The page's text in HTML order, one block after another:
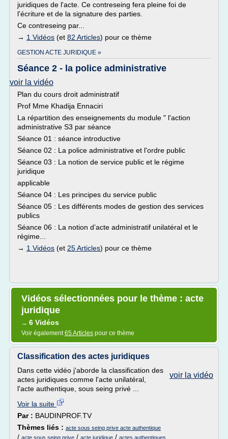
juridiques de l'acte. Ce contreseing fera pleine foi de
l'écriture et de la signature des parties.
Ce contreseing par...
→ 1 Vidéos (et 82 Articles) pour ce thème
GESTION ACTE JURIDIQUE »
Séance 2 - la police administrative
voir la vidéo
Plan du cours droit administratif
Prof Mme Khadija Ennaciri
La répartition des enseignements du module " l'action
administrative S3 par séance
Séance 01 : séance introductive
Séance 02 : La police administrative et l'ordre public
Séance 03 : La notion de service public et le régime
juridique
applicable
Séance 04 : Les principes du service public
Séance 05 : Les différents modes de gestion des services
publics
Séance 06 : La notion d’acte administratif unilatéral et le
régime...
→ 1 Vidéos (et 25 Articles) pour ce thème
Vidéos sélectionnées pour le thème : acte
juridique
→ 6 Vidéos
Voir également65 Articles pour ce thème
Classification des actes juridiques
voir la vidéo
Dans cette vidéo j'aborde la classification des
actes juridiques comme l'acte unilatéral,
l'acte authentique, sous seing privé ...
Voir la suite
Par : BAUDINPROF.TV
Thèmes liés : acte sous seing prive acte authentique
/ acte sous seing prive / acte juridique / actes authentiques